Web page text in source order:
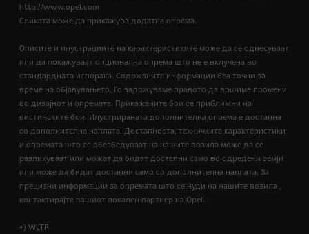
http://www.opel.com
Сликата може да прикажува додатна опрема.
Описите и илустрациите на карактеристиките може да се однесуваат
или да покажуваат опционална опрема што не е вклучена во
стандардната испорака. Содржаните информации беа точни за
време на објавувањето. Го задржуваме правото да вршиме промени
во дизајнот и опремата. Прикажаните бои се приближни на
вистинските бои. Илустрираната дополнителна опрема е достапна
со дополнителна наплата. Достапноста, техничките карактеристики
и опремата што се обезбедуваат на нашите возила може да се
разликуваат или можат да бидат достапни само во одредени земји
или може да бидат достапни само со дополнителна наплата. За
прецизни информации за опремата што се нуди на нашите возила ,
контактирајте вашиот локален партнер на Opel.
+) WLTP